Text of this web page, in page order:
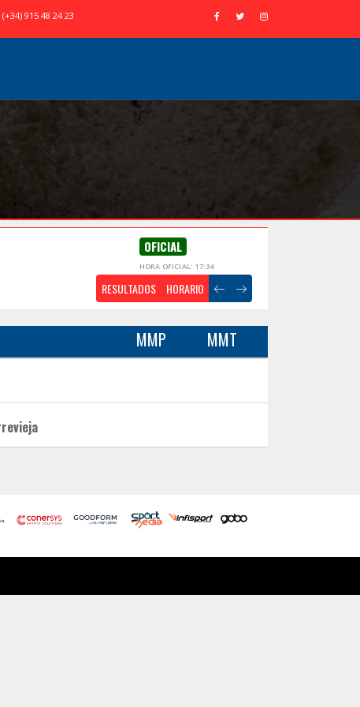
(+34) 915 48 24 23
OFICIAL
HORA OFICIAL: 17:34
RESULTADOS HORARIO
MMP MMT